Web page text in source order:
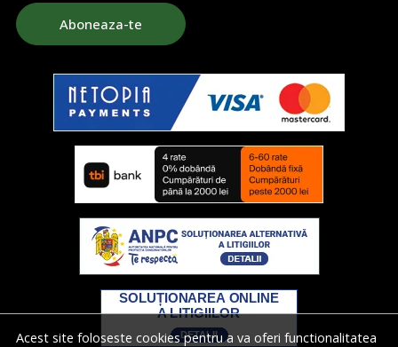
Acest site foloseste cookies pentru a va oferi functionalitatea
Aboneaza-te